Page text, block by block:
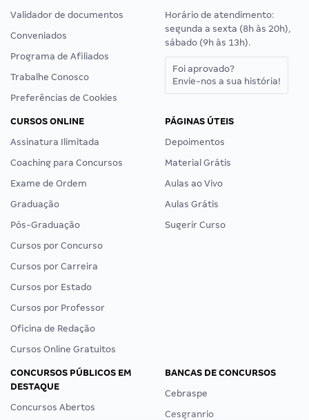
Validador de documentos
Conveniados
Programa de Afiliados
Trabalhe Conosco
Preferências de Cookies
Horário de atendimento:
segunda a sexta (8h às 20h),
sábado (9h às 13h).
Foi aprovado?
Envie-nos a sua história!
CURSOS ONLINE
Assinatura Ilimitada
Coaching para Concursos
Exame de Ordem
Graduação
Pós-Graduação
Cursos por Concurso
Cursos por Carreira
Cursos por Estado
Cursos por Professor
Oficina de Redação
Cursos Online Gratuitos
PÁGINAS ÚTEIS
Depoimentos
Material Grátis
Aulas ao Vivo
Aulas Grátis
Sugerir Curso
CONCURSOS PÚBLICOS EM
DESTAQUE
Concursos Abertos
BANCAS DE CONCURSOS
Cebraspe
Cesgranrio